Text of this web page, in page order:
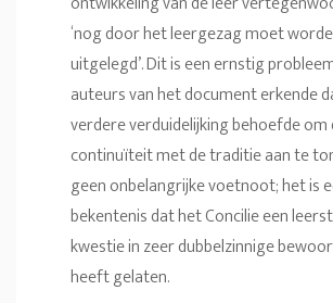
‘nog door het leergezag moet
uitgelegd’. Dit is een ernstig
auteurs van het document erkende
verdere verduidelijking behoefde om
continuïteit met de traditie aan te
geen onbelangrijke voetnoot; het is
bekentenis dat het Concilie een
kwestie in zeer dubbelzinnige
heeft gelaten.